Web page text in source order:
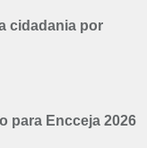
cidadania por
para Encceja 2026